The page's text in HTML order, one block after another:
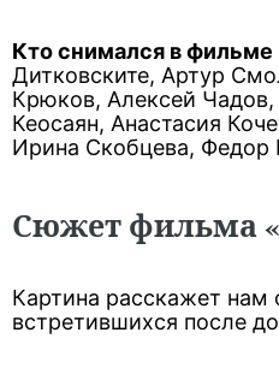
Кто снимался в
Дитковските, Артур
Крюков, Алексей Чадов,
Кеосаян, Анастасия
Ирина Скобцева, Федор
Сюжет фильма
Картина расскажет нам
встретившихся после